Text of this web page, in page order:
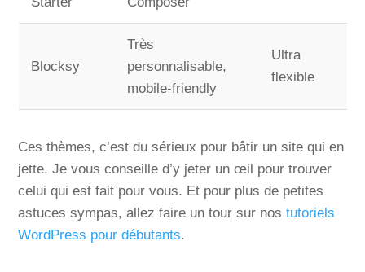
Blocksy
Très
personnalisable,
mobile-friendly
Ultra
flexible
Ces thèmes, c’est du sérieux pour bâtir un site qui en
jette. Je vous conseille d’y jeter un œil pour trouver
celui qui est fait pour vous. Et pour plus de petites
astuces sympas, allez faire un tour sur nostutoriels
WordPress pour débutants.